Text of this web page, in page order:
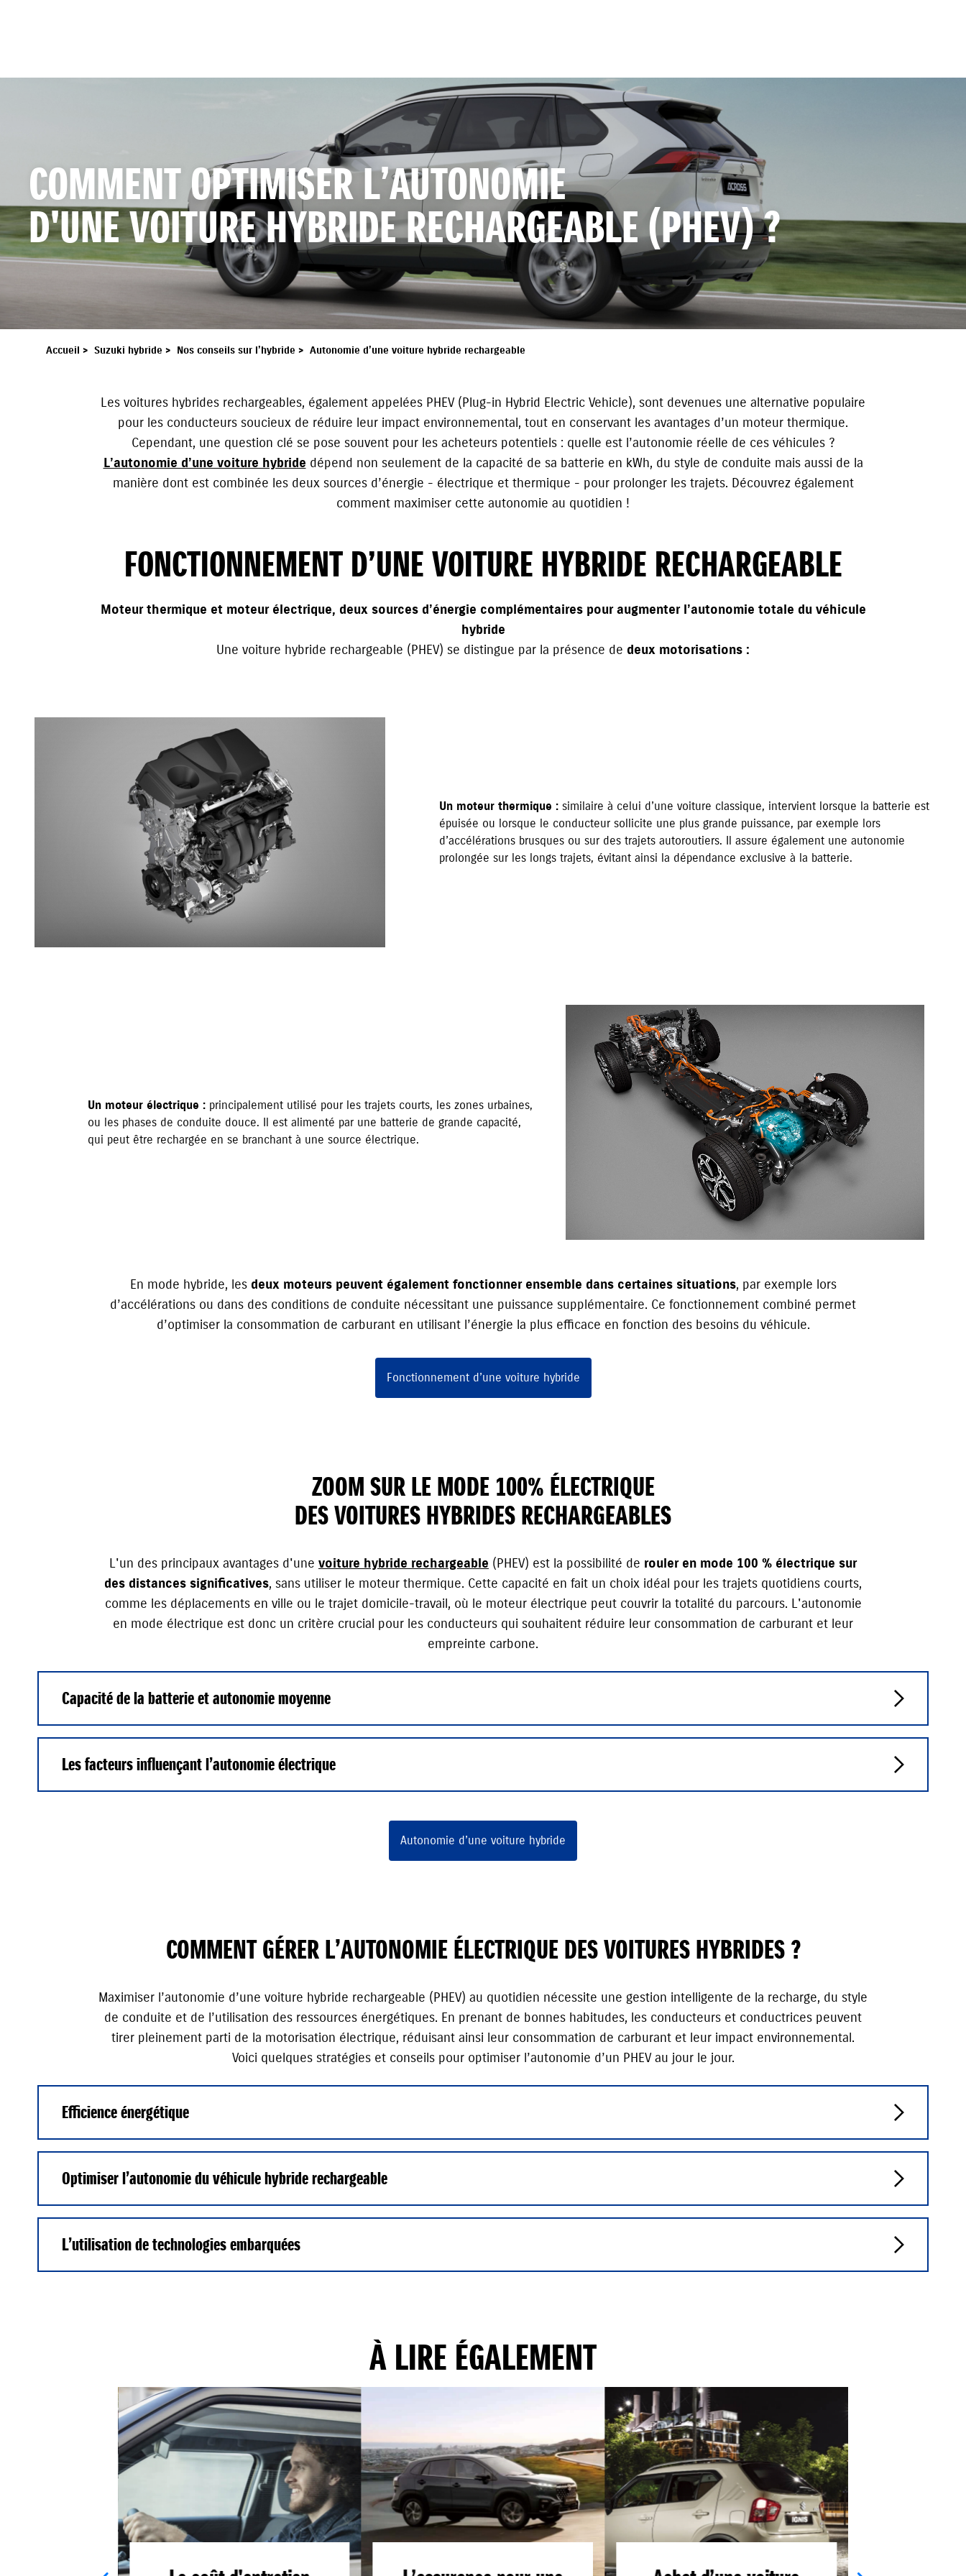
COMMENT OPTIMISER L’AUTONOMIE
D'UNE VOITURE HYBRIDE RECHARGEABLE (PHEV) ?
Accueil > Suzuki hybride > Nos conseils sur l’hybride > Autonomie d’une voiture hybride rechargeable
Les voitures hybrides rechargeables, également appelées PHEV (Plug-in Hybrid Electric Vehicle), sont devenues une alternative populaire
pour les conducteurs soucieux de réduire leur impact environnemental, tout en conservant les avantages d’un moteur thermique.
Cependant, une question clé se pose souvent pour les acheteurs potentiels : quelle est l’autonomie réelle de ces véhicules ?
L’autonomie d’une voiture hybride dépend non seulement de la capacité de sa batterie en kWh, du style de conduite mais aussi de la
manière dont est combinée les deux sources d’énergie - électrique et thermique - pour prolonger les trajets. Découvrez également
comment maximiser cette autonomie au quotidien !
FONCTIONNEMENT D’UNE VOITURE HYBRIDE RECHARGEABLE
Moteur thermique et moteur électrique, deux sources d’énergie complémentaires pour augmenter l’autonomie totale du véhicule
hybride
Une voiture hybride rechargeable (PHEV) se distingue par la présence de deux motorisations :
Un moteur thermique : similaire à celui d’une voiture classique, intervient lorsque la batterie est
épuisée ou lorsque le conducteur sollicite une plus grande puissance, par exemple lors
d’accélérations brusques ou sur des trajets autoroutiers. Il assure également une autonomie
prolongée sur les longs trajets, évitant ainsi la dépendance exclusive à la batterie.
Un moteur électrique : principalement utilisé pour les trajets courts, les zones urbaines,
ou les phases de conduite douce. Il est alimenté par une batterie de grande capacité,
qui peut être rechargée en se branchant à une source électrique.
En mode hybride, les deux moteurs peuvent également fonctionner ensemble dans certaines situations, par exemple lors
d’accélérations ou dans des conditions de conduite nécessitant une puissance supplémentaire. Ce fonctionnement combiné permet
d’optimiser la consommation de carburant en utilisant l’énergie la plus efficace en fonction des besoins du véhicule.
Fonctionnement d’une voiture hybride
ZOOM SUR LE MODE 100% ÉLECTRIQUE
DES VOITURES HYBRIDES RECHARGEABLES
L'un des principaux avantages d'une voiture hybride rechargeable (PHEV) est la possibilité de rouler en mode 100 % électrique sur
des distances significatives, sans utiliser le moteur thermique. Cette capacité en fait un choix idéal pour les trajets quotidiens courts,
comme les déplacements en ville ou le trajet domicile-travail, où le moteur électrique peut couvrir la totalité du parcours. L'autonomie
en mode électrique est donc un critère crucial pour les conducteurs qui souhaitent réduire leur consommation de carburant et leur
empreinte carbone.
Capacité de la batterie et autonomie moyenne
Les facteurs influençant l’autonomie électrique
Autonomie d’une voiture hybride
COMMENT GÉRER L’AUTONOMIE ÉLECTRIQUE DES VOITURES HYBRIDES ?
Maximiser l’autonomie d’une voiture hybride rechargeable (PHEV) au quotidien nécessite une gestion intelligente de la recharge, du style
de conduite et de l’utilisation des ressources énergétiques. En prenant de bonnes habitudes, les conducteurs et conductrices peuvent
tirer pleinement parti de la motorisation électrique, réduisant ainsi leur consommation de carburant et leur impact environnemental.
Voici quelques stratégies et conseils pour optimiser l’autonomie d’un PHEV au jour le jour.
Efficience énergétique
Optimiser l’autonomie du véhicule hybride rechargeable
L’utilisation de technologies embarquées
À LIRE ÉGALEMENT